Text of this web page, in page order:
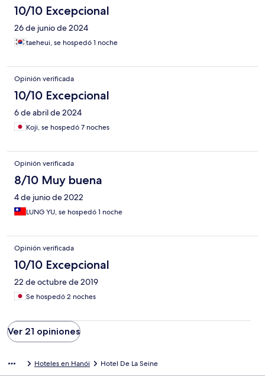
10/10 Excepcional
26 de junio de 2024
taeheui, se hospedó 1 noche
Opinión verificada
10/10 Excepcional
6 de abril de 2024
Koji, se hospedó 7 noches
Opinión verificada
8/10 Muy buena
4 de junio de 2022
LUNG YU, se hospedó 1 noche
Opinión verificada
10/10 Excepcional
22 de octubre de 2019
Se hospedó 2 noches
Ver 21 opiniones
Hoteles en Hanói Hotel De La Seine